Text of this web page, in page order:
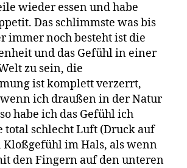
wieder essen und habe
Das schlimmste was bis
immer noch besteht ist die
und das Gefühl in einer
zu sein, die
ist komplett verzerrt,
ich draußen in der Natur
habe ich das Gefühl ich
total schlecht Luft (Druck auf
Kloßgefühl im Hals, als wenn
den Fingern auf den unteren